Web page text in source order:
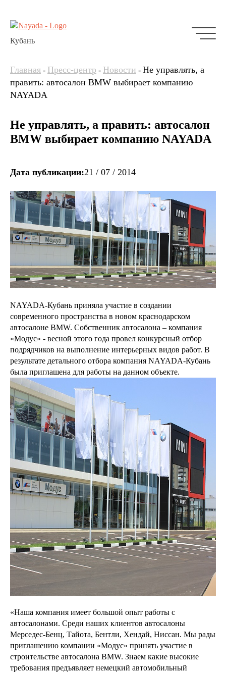
Кубань
Главная - Пресс-центр - Новости - Не управлять, а
править: автосалон BMW выбирает компанию
NAYADA
Не управлять, а править: автосалон
BMW выбирает компанию NAYADA
Дата публикации:21 / 07 / 2014
NAYADA-Кубань приняла участие в создании
современного пространства в новом краснодарском
автосалоне BMW. Собственник автосалона – компания
«Модус» - весной этого года провел конкурсный отбор
подрядчиков на выполнение интерьерных видов работ. В
результате детального отбора компания NAYADA-Кубань
была приглашена для работы на данном объекте.
«Наша компания имеет большой опыт работы с
автосалонами. Среди наших клиентов автосалоны
Мерседес-Бенц, Тайота, Бентли, Хендай, Ниссан. Мы рады
приглашению компании «Модус» принять участие в
строительстве автосалона BMW. Знаем какие высокие
требования предъявляет немецкий автомобильный